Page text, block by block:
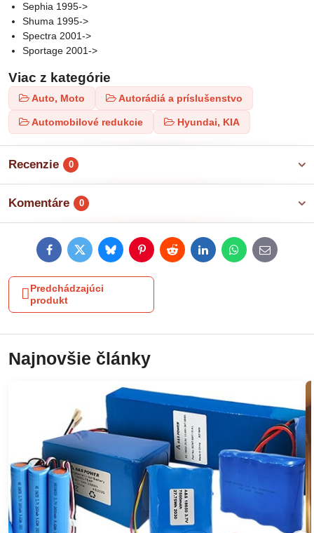
Sephia 1995->
Shuma 1995->
Spectra 2001->
Sportage 2001->
Viac z kategórie
Auto, Moto Autorádiá a príslušenstvo
Automobilové redukcie Hyundai, KIA
Recenzie 0
Komentáre 0
FacebookTwitterBlueskyPinterestRedditLinkedInWhatsApp
E-
mail
Predchádzajúci
produkt
Najnovšie články